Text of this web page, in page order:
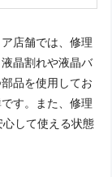
店舗では、修理
晶割れや液晶バ
品を使用してお
す。また、修理
して使える状態